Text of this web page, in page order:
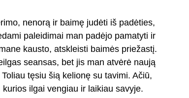
nenorą ir baimę judėti iš padėties,
paleidimai man padėjo pamatyti ir
kausto, atskleisti baimės priežastį.
seansas, bet jis man atvėrė naują
tęsiu šią kelionę su tavimi. Ačiū,
ilgai vengiau ir laikiau savyje.